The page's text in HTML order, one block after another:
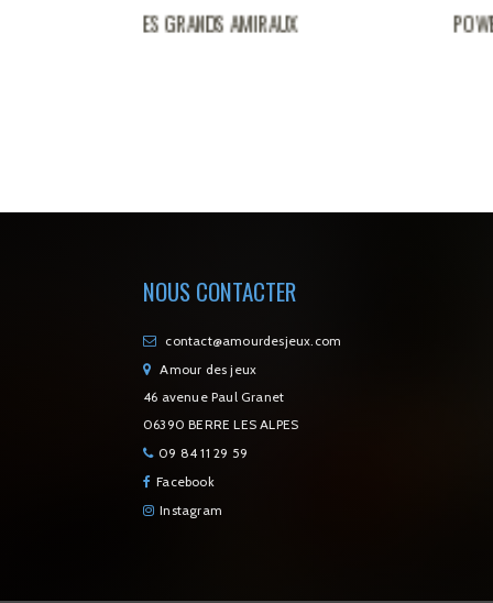
POWER LE
NOUS CONTACTER
contact@amourdesjeux.com
Amour des jeux
46 avenue Paul Granet
06390 BERRE LES ALPES
09 84 11 29 59
Facebook
Instagram